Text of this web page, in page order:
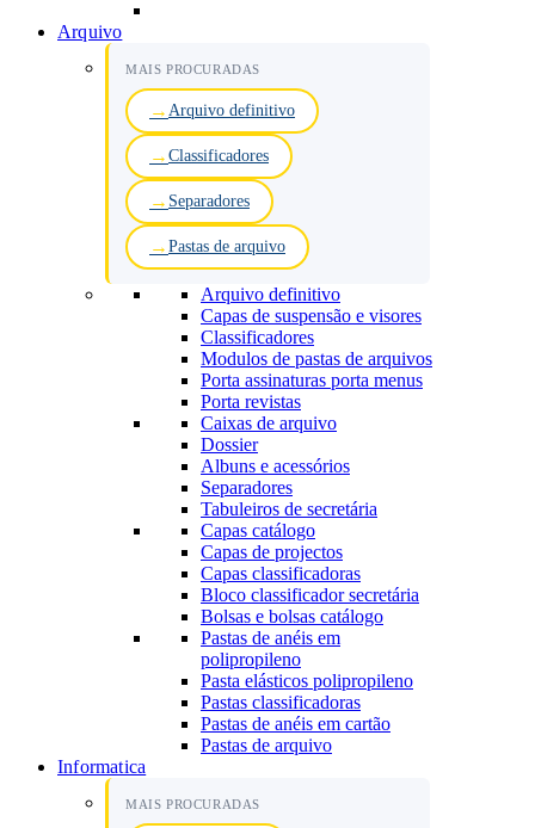
Arquivo
MAIS PROCURADAS
Arquivo definitivo
Classificadores
Separadores
Pastas de arquivo
Arquivo definitivo
Capas de suspensão e visores
Classificadores
Modulos de pastas de arquivos
Porta assinaturas porta menus
Porta revistas
Caixas de arquivo
Dossier
Albuns e acessórios
Separadores
Tabuleiros de secretária
Capas catálogo
Capas de projectos
Capas classificadoras
Bloco classificador secretária
Bolsas e bolsas catálogo
Pastas de anéis em
polipropileno
Pasta elásticos polipropileno
Pastas classificadoras
Pastas de anéis em cartão
Pastas de arquivo
Informatica
MAIS PROCURADAS